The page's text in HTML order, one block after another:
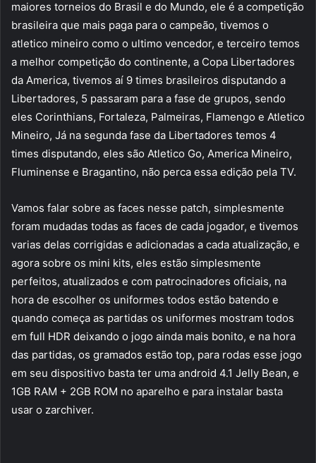
maiores torneios do Brasil e do Mundo, ele é a competição
brasileira que mais paga para o campeão, tivemos o
atletico mineiro como o ultimo vencedor, e terceiro temos
a melhor competição do continente, a Copa Libertadores
da America, tivemos aí 9 times brasileiros disputando a
Libertadores, 5 passaram para a fase de grupos, sendo
eles Corinthians, Fortaleza, Palmeiras, Flamengo e Atletico
Mineiro, Já na segunda fase da Libertadores temos 4
times disputando, eles são Atletico Go, America Mineiro,
Fluminense e Bragantino, não perca essa edição pela TV.
Vamos falar sobre as faces nesse patch, simplesmente
foram mudadas todas as faces de cada jogador, e tivemos
varias delas corrigidas e adicionadas a cada atualização, e
agora sobre os mini kits, eles estão simplesmente
perfeitos, atualizados e com patrocinadores oficiais, na
hora de escolher os uniformes todos estão batendo e
quando começa as partidas os uniformes mostram todos
em full HDR deixando o jogo ainda mais bonito, e na hora
das partidas, os gramados estão top, para rodas esse jogo
em seu dispositivo basta ter uma android 4.1 Jelly Bean, e
1GB RAM + 2GB ROM no aparelho e para instalar basta
usar o zarchiver.